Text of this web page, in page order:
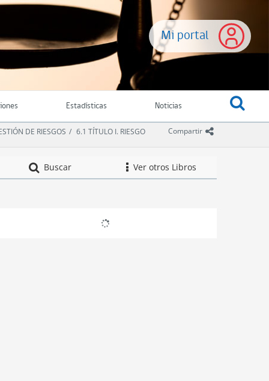
Mi portal
Estadísticas Noticias
Compartir icono
DE RIESGOS
6.1 TÍTULO I. RIESGO
Buscar icono
Ver otros LibrosCompendio de